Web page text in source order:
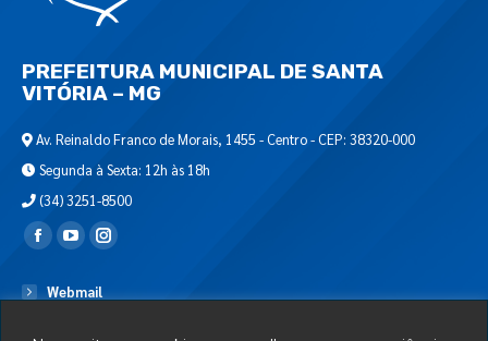
PREFEITURA MUNICIPAL DE SANTA
VITÓRIA – MG
Av. Reinaldo Franco de Morais, 1455 - Centro - CEP: 38320-000
Segunda à Sexta: 12h às 18h
(34) 3251-8500
Encontre-nos em:
Webmail